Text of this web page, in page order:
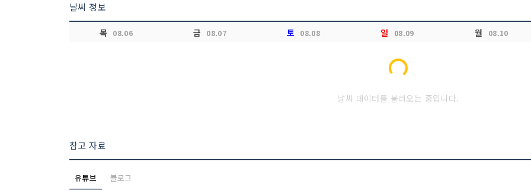
날씨 정보
목 08.06 금 08.07 토 08.08 일 08.09 월 08.10
Loading...
날씨 데이터를 불러오는 중입니다.
참고 자료
유튜브 블로그